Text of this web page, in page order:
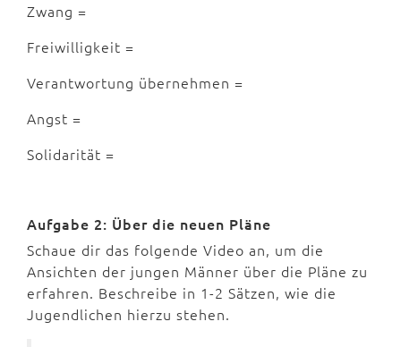
Zwang =
Freiwilligkeit =
Verantwortung übernehmen =
Angst =
Solidarität =
Aufgabe 2: Über die neuen Pläne
Schaue dir das folgende Video an, um die
Ansichten der jungen Männer über die Pläne zu
erfahren. Beschreibe in 1-2 Sätzen, wie die
Jugendlichen hierzu stehen.